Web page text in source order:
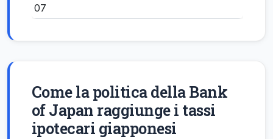
07
Come la politica della Bank
of Japan raggiunge i tassi
ipotecari giapponesi